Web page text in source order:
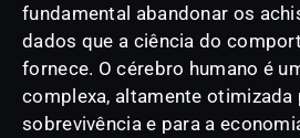
fundamental abandonar os
dados que a ciência do
fornece. O cérebro humano é
complexa, altamente otimizada
sobrevivência e para a